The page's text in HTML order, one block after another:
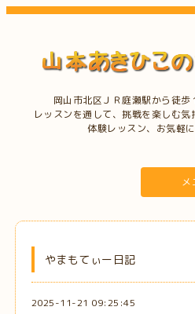
岡山市北区ＪＲ庭瀬駅から徒
レッスンを通して、挑戦を楽しむ
体験レッスン、お気軽
メ
やまもてぃー日記
2025-11-21 09:25:45